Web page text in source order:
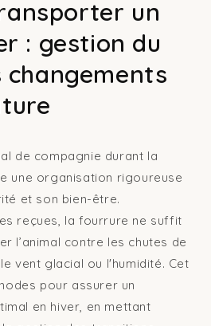
un
: gestion du
de compagnie durant la
une organisation rigoureuse
et son bien-être.
reçues, la fourrure ne suffit
l’animal contre les chutes de
vent glacial ou l'humidité. Cet
pour assurer un
en hiver, en mettant